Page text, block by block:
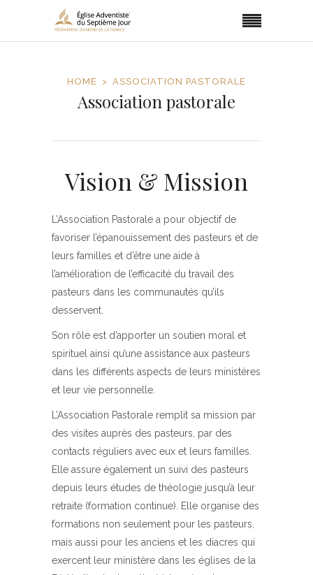
HOME ASSOCIATION PASTORALE
Association pastorale
Vision & Mission
L’Association Pastorale a pour objectif de
favoriser l’épanouissement des pasteurs et de
leurs familles et d’être une aide à
l’amélioration de l’efficacité du travail des
pasteurs dans les communautés qu’ils
desservent.
Son rôle est d’apporter un soutien moral et
spirituel ainsi qu’une assistance aux pasteurs
dans les différents aspects de leurs ministères
et leur vie personnelle.
L’Association Pastorale remplit sa mission par
des visites auprès des pasteurs, par des
contacts réguliers avec eux et leurs familles.
Elle assure également un suivi des pasteurs
depuis leurs études de théologie jusqu’à leur
retraite (formation continue). Elle organise des
formations non seulement pour les pasteurs,
mais aussi pour les anciens et les diacres qui
exercent leur ministère dans les églises de la